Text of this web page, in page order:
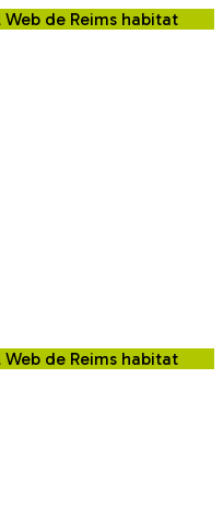
de Reims habitat
de Reims habitat